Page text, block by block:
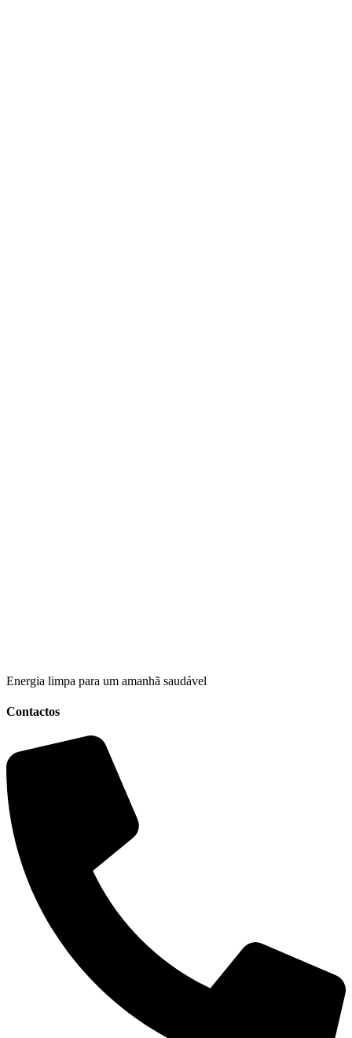
Energia limpa para um amanhã saudável
Contactos